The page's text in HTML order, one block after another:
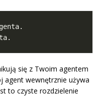
się z Twoim agentem
agent wewnętrznie używa
to czyste rozdzielenie